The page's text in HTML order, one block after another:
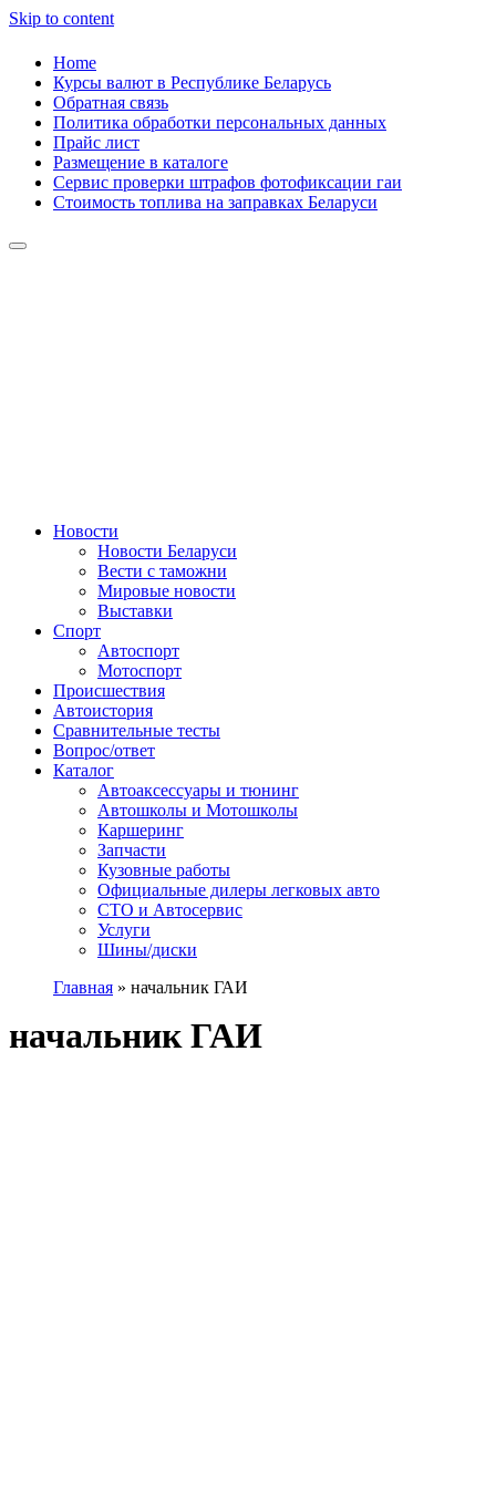
Skip to content
Home
Курсы валют в Республике Беларусь
Обратная связь
Политика обработки персональных данных
Прайс лист
Размещение в каталоге
Сервис проверки штрафов фотофиксации гаи
Стоимость топлива на заправках Беларуси
Сайт про автомобили
Новости
Новости Беларуси
Вести с таможни
Мировые новости
Выставки
Спорт
Автоспорт
Мотоспорт
Происшествия
Автоистория
Сравнительные тесты
Вопрос/ответ
Каталог
Автоакcессуары и тюнинг
Автошколы и Мотошколы
Каршеринг
Запчасти
Кузовные работы
Официальные дилеры легковых авто
СТО и Автосервис
Услуги
Шины/диски
Главная » начальник ГАИ
начальник ГАИ